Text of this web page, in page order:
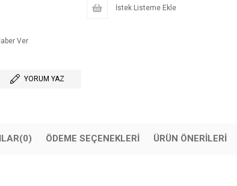
İstek Listeme Ekle
Ver
YORUM YAZ
(0) ÖDEME SEÇENEKLERI ÜRÜN ÖNERILERI